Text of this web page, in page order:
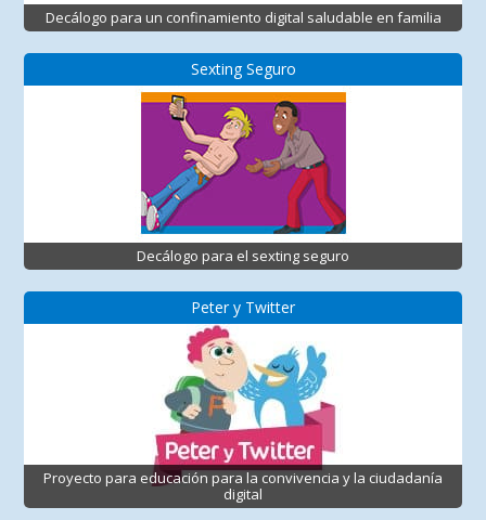
Decálogo para un confinamiento digital saludable en familia
Sexting Seguro
Decálogo para el sexting seguro
Peter y Twitter
Proyecto para educación para la convivencia y la ciudadanía
digital